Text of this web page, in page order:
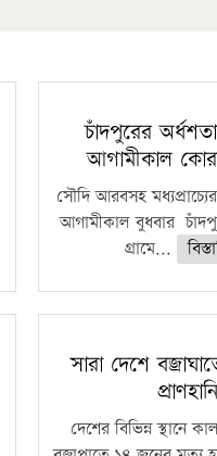
চাঁদপুরের
আগামীকাল
সৌদি আরবসহ
আগামীকাল বুধবার
গ্রামে...
সারা দেশে
দেশের বিভিন্ন স্থানে